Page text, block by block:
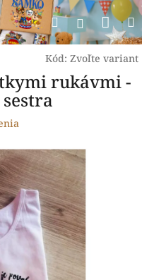
Hľadať
Kód: Zvoľte variant
rukávmi -